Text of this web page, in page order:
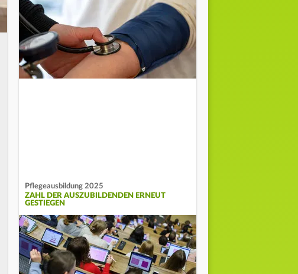
Pflegeausbildung 2025
ZAHL DER AUSZUBILDENDEN ERNEUT
GESTIEGEN